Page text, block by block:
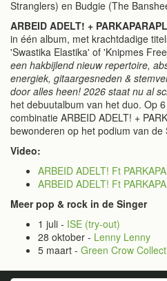
Stranglers) en Budgie (The
ARBEID ADELT! +
in één album, met krachtdadige
'Swastika Elastika' of 'Knipmes
een hakbijlend nieuw repertoire,
energiek, gitaargesneden &
door alles heen! 2026 staat nu al
het debuutalbum van het duo. Op
combinatie ARBEID ADELT! +
bewonderen op het podium van de
Video:
ARBEID ADELT! Ft
ARBEID ADELT! Ft
Meer pop & rock in de Singer
1 juli - ISE (try-out)
28 oktober - Lenny Lenny
5 maart - Green Crow